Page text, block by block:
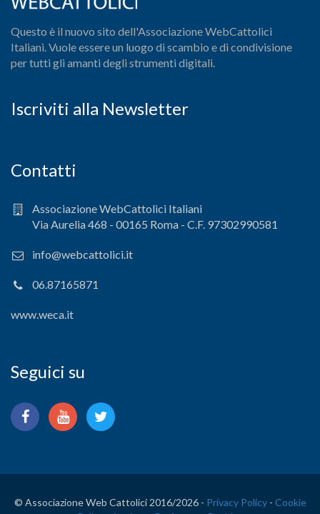
Questo è il nuovo sito dell'Associazione WebCattolici
Italiani. Vuole essere un luogo di scambio e di condivisione
per tutti gli amanti degli strumenti digitali.
Iscriviti alla Newsletter
Contatti
Associazione WebCattolici Italiani
Via Aurelia 468 - 00165 Roma - C.F. 97302990581
info@webcattolici.it
06.87165871
www.weca.it
Seguici su
© Associazione Web Cattolici 2016/2026 - Privacy Policy- Cookie